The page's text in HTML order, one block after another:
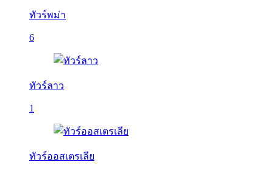
ทัวร์พม่า
6
ทัวร์ลาว
1
ทัวร์ออสเตรเลีย